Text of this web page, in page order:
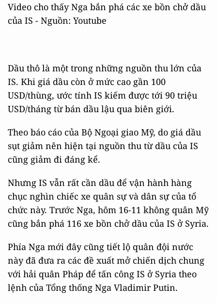
Video cho thấy Nga bắn phá các xe bồn chở dầu
của IS - Nguồn: Youtube
Dầu thô là một trong những nguồn thu lớn của
IS. Khi giá dầu còn ở mức cao gần 100
USD/thùng, ước tính IS kiếm được tới 90 triệu
USD/tháng từ bán dầu lậu qua biên giới.
Theo báo cáo của Bộ Ngoại giao Mỹ, do giá dầu
sụt giảm nên hiện tại nguồn thu từ dầu của IS
cũng giảm đi đáng kể.
Nhưng IS vẫn rất cần dầu để vận hành hàng
chục nghìn chiếc xe quân sự và dân sự của tổ
chức này. Trước Nga, hôm 16-11 không quân Mỹ
cũng bắn phá 116 xe bồn chở dầu của IS ở Syria.
Phía Nga mới đây cũng tiết lộ quân đội nước
này đã đưa ra các đề xuất mở chiến dịch chung
với hải quân Pháp để tấn công IS ở Syria theo
lệnh của Tổng thống Nga Vladimir Putin.